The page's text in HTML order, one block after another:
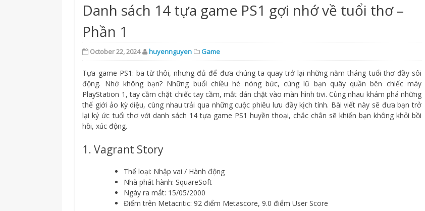
Danh sách 14 tựa game PS1 gợi nhớ về tuổi thơ –
Phần 1
October 22, 2024 huyennguyen Game
Tựa game PS1: ba từ thôi, nhưng đủ để đưa chúng ta quay trở lại những năm tháng tuổi thơ đầy sôi
động. Nhớ không bạn? Những buổi chiều hè nóng bức, cùng lũ bạn quây quần bên chiếc máy
PlayStation 1, tay cầm chặt chiếc tay cầm, mắt dán chặt vào màn hình tivi. Cùng nhau khám phá những
thế giới ảo kỳ diệu, cùng nhau trải qua những cuộc phiêu lưu đầy kịch tính. Bài viết này sẽ đưa bạn trở
lại ký ức tuổi thơ với danh sách 14 tựa game PS1 huyền thoại, chắc chắn sẽ khiến bạn không khỏi bồi
hồi, xúc động.
1. Vagrant Story
Thể loại: Nhập vai / Hành động
Nhà phát hành: SquareSoft
Ngày ra mắt: 15/05/2000
Điểm trên Metacritic: 92 điểm Metascore, 9.0 điểm User Score